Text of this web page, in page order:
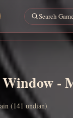
-
(141 undian)